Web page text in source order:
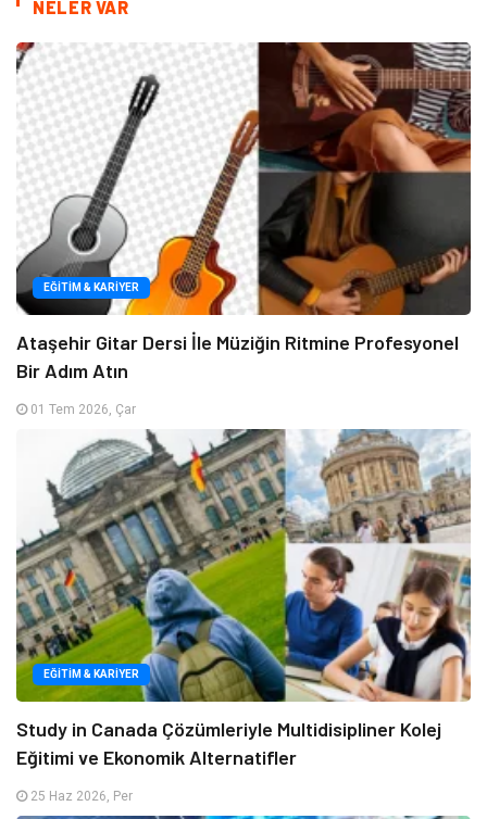
NELER VAR
EĞITIM & KARIYER
Ataşehir Gitar Dersi İle Müziğin Ritmine Profesyonel
Bir Adım Atın
01 Tem 2026, Çar
EĞITIM & KARIYER
Study in Canada Çözümleriyle Multidisipliner Kolej
Eğitimi ve Ekonomik Alternatifler
25 Haz 2026, Per